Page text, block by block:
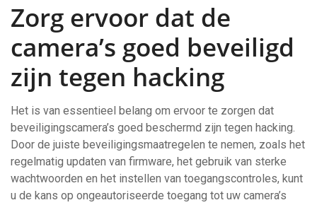
Zorg ervoor dat de
camera’s goed beveiligd
zijn tegen hacking
Het is van essentieel belang om ervoor te zorgen dat
beveiligingscamera’s goed beschermd zijn tegen hacking.
Door de juiste beveiligingsmaatregelen te nemen, zoals het
regelmatig updaten van firmware, het gebruik van sterke
wachtwoorden en het instellen van toegangscontroles, kunt
u de kans op ongeautoriseerde toegang tot uw camera’s